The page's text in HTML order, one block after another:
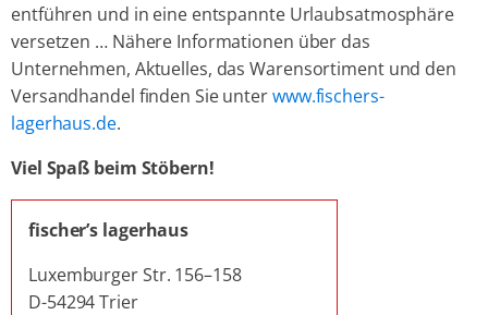
entführen und in eine entspannte Urlaubsatmosphäre
versetzen … Nähere Informationen über das
Unternehmen, Aktuelles, das Warensortiment und den
Versandhandel finden Sie unterwww.fischers-
lagerhaus.de.
Viel Spaß beim Stöbern!
fischer’s lagerhaus
Luxemburger Str. 156–158
D-54294 Trier